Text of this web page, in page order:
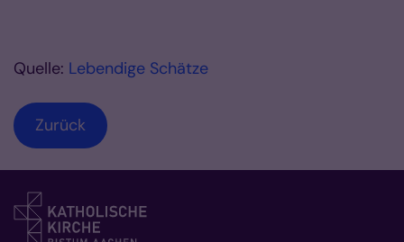
Quelle: Lebendige Schätze
Zurück